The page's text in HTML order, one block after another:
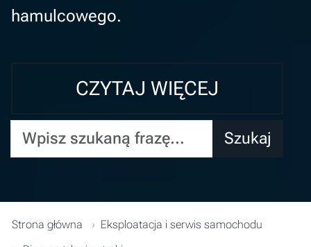
hamulcowego.
CZYTAJ WIĘCEJ
Wpisz szukaną frazę... Szukaj
Strona główna
Eksploatacja i serwis samochodu